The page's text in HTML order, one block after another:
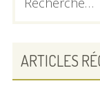
ARTICLES